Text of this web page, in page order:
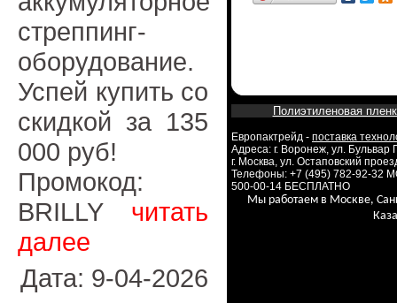
стреппинг-
оборудование.
Успей купить со
скидкой за 135
000 руб!
Промокод:
BRILLY читать
далее
Дата: 9-04-2026
Полиэтиленовая
Европактрейд - поставка
Адреса: г. Воронеж, ул.
г. Москва, ул. Остаповский
Телефоны: +7 (495) 782-92-32
500-00-14 БЕСПЛАТНО
Мы работаем в Москве,